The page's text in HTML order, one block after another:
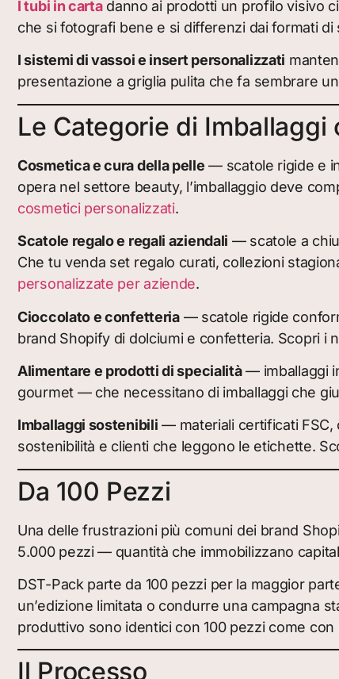
I tubi in cartadanno ai prodotti un profilo visivo
che si fotografi bene e si differenzi dai formati di
I sistemi di vassoi e insert personalizzati
presentazione a griglia pulita che fa sembrare
Le Categorie di Imballaggi
Cosmetica e cura della pelle — scatole rigide e
opera nel settore beauty, l’imballaggio deve
cosmetici personalizzati.
Scatole regalo e regali aziendali — scatole a
Che tu venda set regalo curati, collezioni
personalizzate per aziende.
Cioccolato e confetteria— scatole rigide
brand Shopify di dolciumi e confetteria. Scopri i
Alimentare e prodotti di specialità— imballaggi
gourmet — che necessitano di imballaggi che
Imballaggi sostenibili — materiali certificati FSC,
sostenibilità e clienti che leggono le etichette.
Da 100 Pezzi
Una delle frustrazioni più comuni dei brand
5.000 pezzi — quantità che immobilizzano
DST-Pack parte da 100 pezzi per la maggior
un’edizione limitata o condurre una campagna
produttivo sono identici con 100 pezzi come con
Il Processo